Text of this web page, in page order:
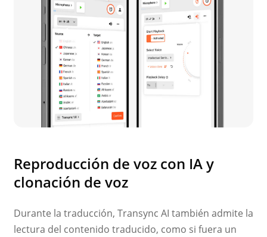
Reproducción de voz con IA y
clonación de voz
Durante la traducción, Transync AI también admite la
lectura del contenido traducido, como si fuera un